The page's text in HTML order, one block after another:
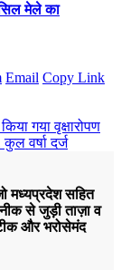
मेले का
Email Copy Link
गया वृक्षारोपण
वर्षा दर्ज
मध्यप्रदेश सहित
से जुड़ी ताज़ा व
और भरोसेमंद